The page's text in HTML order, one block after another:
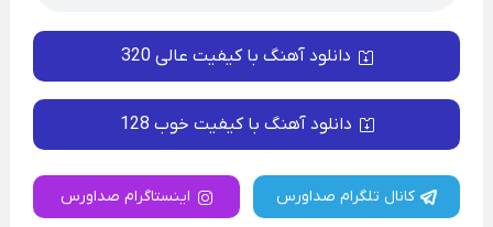
دانلود آهنگ با کیفیت عالی 320
دانلود آهنگ با کیفیت خوب 128
کانال تلگرام صداورس اینستاگرام صداورس